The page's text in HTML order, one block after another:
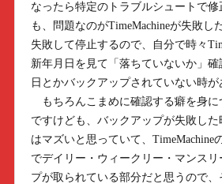
なったら特定のトラブルシュートで
も、問題なのがTimeMachineが失敗し
失敗して停止するので、自分で時々
新年月日を見て「落ちていないか」
日とかバックアップされていない時が
もちろんこまめに確認する癖を身に
ですけども、バックアップが失敗し
はマズいと思っていて、TimeMachine
でデイリー・ウィークリー・マンス
プが取られている部分だと思うので